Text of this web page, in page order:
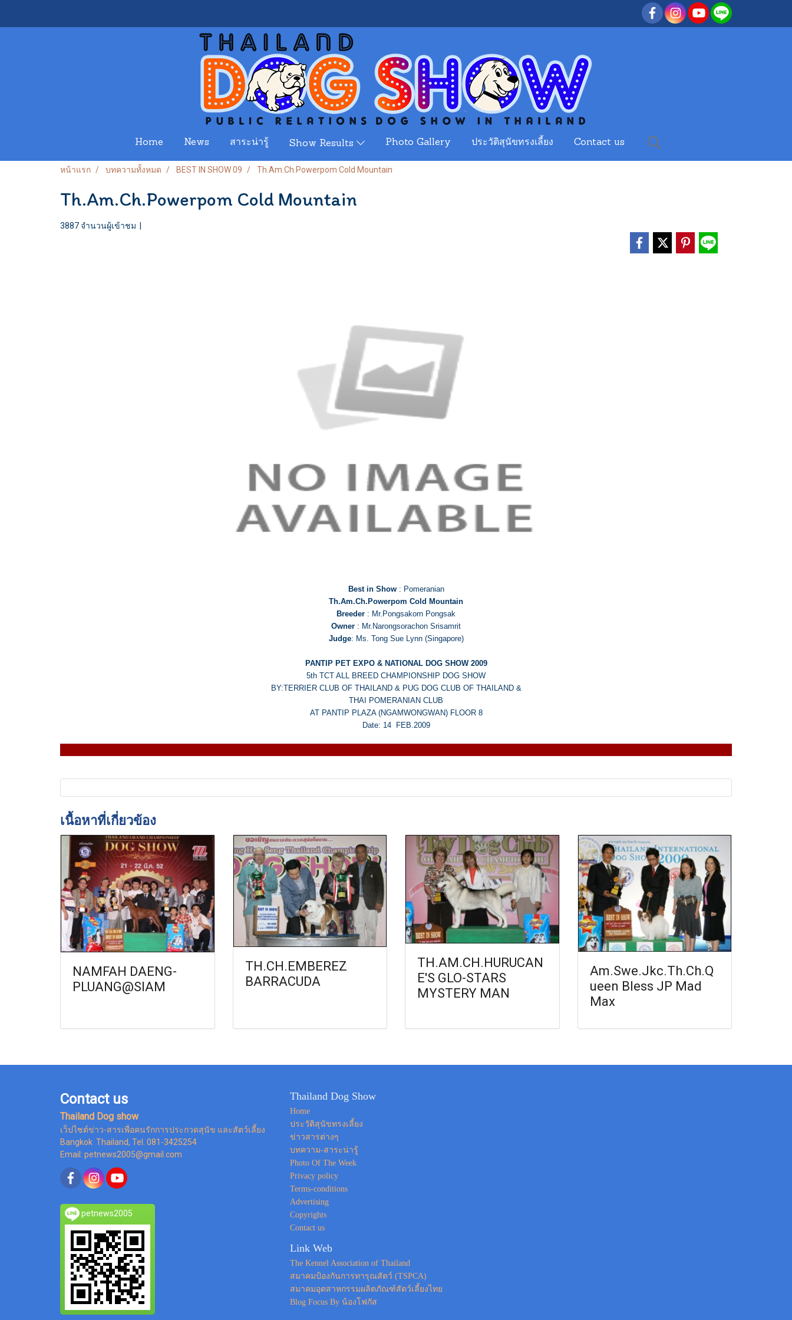
Home News สาระน่ารู้ Show Results Photo Gallery ประวัติสุนัขทรงเลี้ยง Contact us
หน้าแรก บทความทั้งหมด BEST IN SHOW 09 Th.Am.Ch.Powerpom Cold Mountain
Th.Am.Ch.Powerpom Cold Mountain
3887 จำนวนผู้เข้าชม |
Best in Show : Pomeranian
Th.Am.Ch.Powerpom Cold Mountain
Breeder : Mr.Pongsakorn Pongsak
Owner : Mr.Narongsorachon Srisamrit
Judge: Ms. Tong Sue Lynn (Singapore)
PANTIP PET EXPO & NATIONAL DOG SHOW 2009
5th TCT ALL BREED CHAMPIONSHIP DOG SHOW
BY:TERRIER CLUB OF THAILAND & PUG DOG CLUB OF THAILAND &
THAI POMERANIAN CLUB
AT PANTIP PLAZA (NGAMWONGWAN) FLOOR 8
Date: 14 FEB.2009
เนื้อหาที่เกี่ยวข้อง
NAMFAH DAENG-
PLUANG@SIAM
TH.CH.EMBEREZ
BARRACUDA
TH.AM.CH.HURUCAN
E'S GLO-STARS
MYSTERY MAN
Am.Swe.Jkc.Th.Ch.Q
ueen Bless JP Mad
Max
Contact us
Thailand Dog show
เว็ปไซต์ข่าว-สารเพื่อคนรักการประกวดสุนัข และสัตว์เลี้ยง
Bangkok Thailand, Tel. 081-3425254
Email: petnews2005@gmail.com
petnews2005
Thailand Dog Show
Home
ประวัติสุนัขทรงเลี้ยง
ข่าวสารต่างๆ
บทความ-สาระน่ารู้
Photo Of The Week
Privacy policy
Terms-conditions
Advertising
Copyrights
Contact us
Link Web
The Kennel Association of Thailand
สมาคมป้องกันการทารุณสัตว์ (TSPCA)
สมาคมอุตสาหกรรมผลิตภัณฑ์สัตว์เลี้ยงไทย
Blog Focus By น้องโฟกัส